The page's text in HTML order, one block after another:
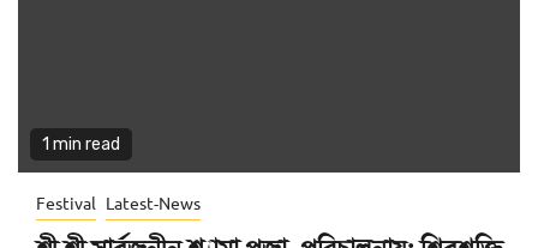
1 min read
Festival Latest-News